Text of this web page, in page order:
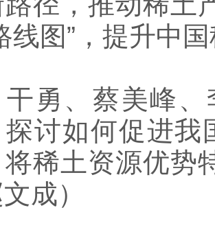
线图”，提升中
、蔡美峰、
讨如何促进我
将稀土资源优势
文成）